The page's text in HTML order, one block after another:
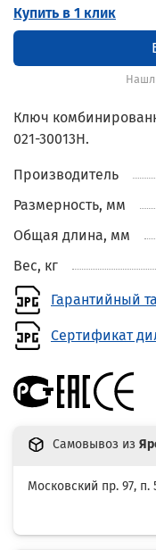
Купить в 1 клик
Ключ
021-30013H.
Производитель
Размерность, мм
Общая длина, мм
Вес, кг
Гарантийный
Сертификат
Самовывоз из
Московский пр. 97, п.